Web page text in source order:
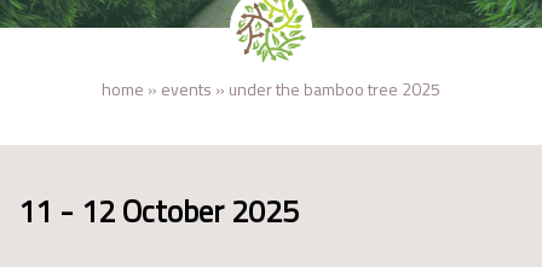
home » events » under the bamboo tree 2025
11 - 12 October 2025